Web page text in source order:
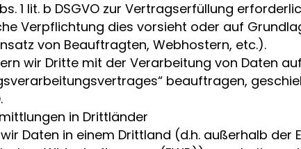
1 lit. b DSGVO zur Vertragserfüllung
Verpflichtung dies vorsieht oder auf
von Beauftragten, Webhostern, etc.).
wir Dritte mit der Verarbeitung von Daten
beauftragen,
in Drittländer
Daten in einem Drittland (d.h. außerhalb der